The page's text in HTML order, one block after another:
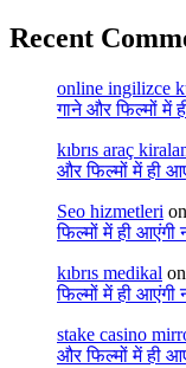
Recent
online ingilizce
गाने और फिल्मों में
kıbrıs araç
और फिल्मों में ही
Seo hizmetleri
फिल्मों में ही
kıbrıs medikal
फिल्मों में ही
stake casino
और फिल्मों में ही